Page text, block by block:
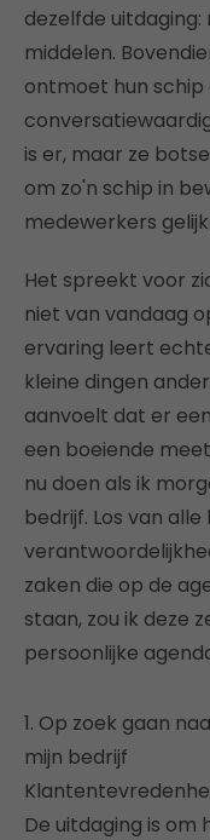
dezelfde
middelen.
ontmoet hun schip
is er, maar ze
om zo'n schip in
medewerkers
Het spreekt voor
niet van vandaag
ervaring leert
kleine dingen
aanvoelt dat er
een boeiende
nu doen als ik
bedrijf. Los van
zaken die op de
staan, zou ik deze
persoonlijke
1. Op zoek gaan
mijn bedrijf
De uitdaging is